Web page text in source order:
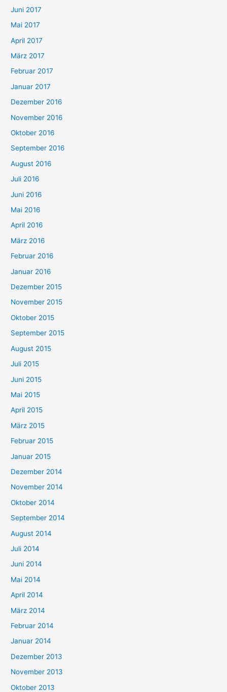
Juni 2017
Mai 2017
April 2017
März 2017
Februar 2017
Januar 2017
Dezember 2016
November 2016
Oktober 2016
September 2016
August 2016
Juli 2016
Juni 2016
Mai 2016
April 2016
März 2016
Februar 2016
Januar 2016
Dezember 2015
November 2015
Oktober 2015
September 2015
August 2015
Juli 2015
Juni 2015
Mai 2015
April 2015
März 2015
Februar 2015
Januar 2015
Dezember 2014
November 2014
Oktober 2014
September 2014
August 2014
Juli 2014
Juni 2014
Mai 2014
April 2014
März 2014
Februar 2014
Januar 2014
Dezember 2013
November 2013
Oktober 2013